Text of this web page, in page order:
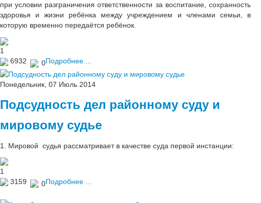
при условии разграничения ответственности за воспитание, сохранность
здоровья и жизни ребёнка между учреждением и членами семьи, в
которую временно передаётся ребёнок.
1
6932
0Подробнее ...
Понедельник, 07 Июль 2014
Подсудность дел районному суду и
мировому судье
1. Мировой судья рассматривает в качестве суда первой инстанции:
1
3159
0Подробнее ...